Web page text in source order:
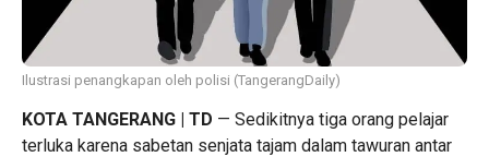
Ilustrasi penangkapan oleh polisi (TangerangDaily)
KOTA TANGERANG | TD — Sedikitnya tiga orang pelajar
terluka karena sabetan senjata tajam dalam tawuran antar